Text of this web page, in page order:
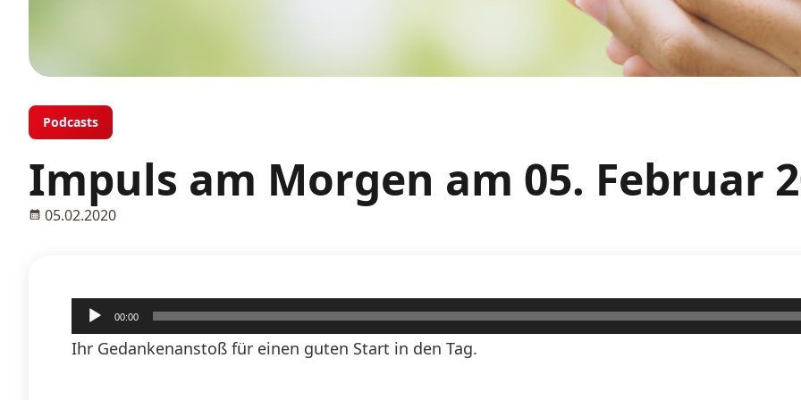
Podcasts
Impuls am Morgen am 05. Februar
05.02.2020
Audio-
Player
00:00
Ihr Gedankenanstoß für einen guten Start in den Tag.